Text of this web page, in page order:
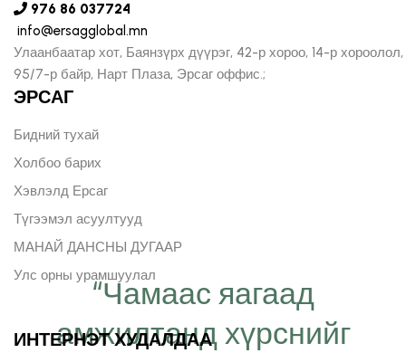
“Чамаас яагаад
амжилтанд хүрснийг
976 86 037724
info@ersagglobal.mn
Улаанбаатар хот, Баянзүрх дүүрэг, 42-р хороо, 14-р хороолол,
95/7-р байр, Нарт Плаза, Эрсаг оффис.;
ЭРСАГ
Бидний тухай
Холбоо барих
Хэвлэлд Ерсаг
Түгээмэл асуултууд
МАНАЙ ДАНСНЫ ДУГААР
Улс орны урамшуулал
ИНТЕРНЭТ ХУДАЛДАА